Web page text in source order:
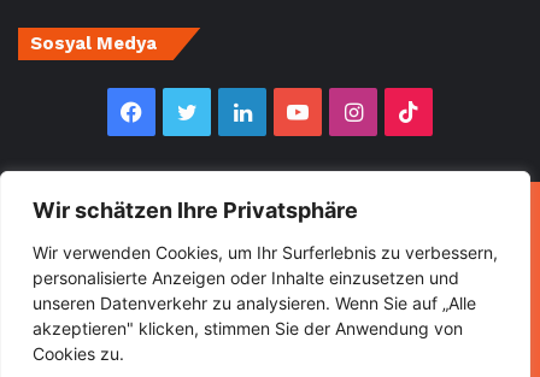
Wir schätzen Ihre Privatsphäre
Wir verwenden Cookies, um Ihr Surferlebnis zu verbessern,
personalisierte Anzeigen oder Inhalte einzusetzen und
unseren Datenverkehr zu analysieren. Wenn Sie auf „Alle
akzeptieren" klicken, stimmen Sie der Anwendung von
Cookies zu.
Sosyal Medya
Facebook
TwitterLinkedInYouTubeInstagram
© Copyright 2026, All Rights Reserved Muhabirce
Ana Sayfa
Haberler Ekonomi
Gurbette Bir Ömür
Kültür&Sanat
Spor Turizm